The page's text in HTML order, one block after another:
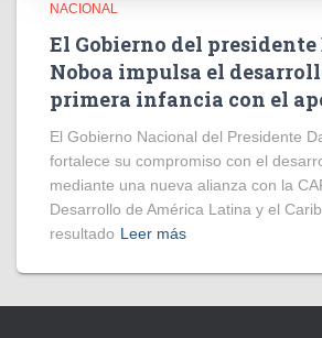
NACIONAL
El Gobierno del
Noboa impulsa el
primera infancia con el
El Gobierno Nacional del Presidente
fortalece su compromiso con el
mediante una nueva alianza con la
Desarrollo de América Latina y el
resultado Leer más